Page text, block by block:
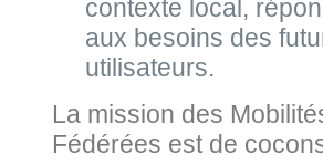
contexte local,
aux besoins des
utilisateurs.
La mission des
Fédérées est de